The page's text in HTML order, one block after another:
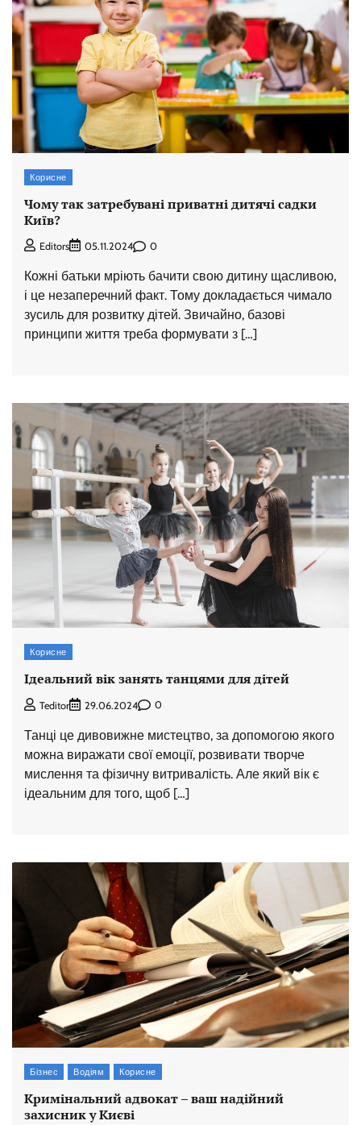
Корисне
Чому так затребувані приватні дитячі садки
Київ?
Editors 05.11.2024 0
Кожні батьки мріють бачити свою дитину щасливою,
і це незаперечний факт. Тому докладається чимало
зусиль для розвитку дітей. Звичайно, базові
принципи життя треба формувати з […]
Корисне
Ідеальний вік занять танцями для дітей
Teditor 29.06.2024 0
Танці це дивовижне мистецтво, за допомогою якого
можна виражати свої емоції, розвивати творче
мислення та фізичну витривалість. Але який вік є
ідеальним для того, щоб […]
Бізнес Водіям Корисне
Кримінальний адвокат – ваш надійний
захисник у Києві